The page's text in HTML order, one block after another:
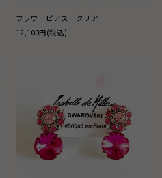
フラワーピアス クリア
12,100円(税込)